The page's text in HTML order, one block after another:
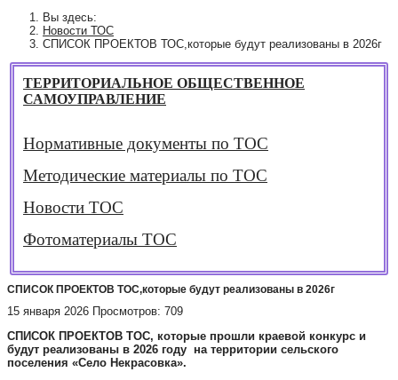
Вы здесь:
Новости ТОС
СПИСОК ПРОЕКТОВ ТОС,которые будут реализованы в 2026г
ТЕРРИТОРИАЛЬНОЕ ОБЩЕСТВЕННОЕ
САМОУПРАВЛЕНИЕ
Нормативные документы по ТОС
Методические материалы по ТОС
Новости ТОС
Фотоматериалы ТОС
СПИСОК ПРОЕКТОВ ТОС,которые будут реализованы в 2026г
15 января 2026 Просмотров: 709
СПИСОК ПРОЕКТОВ ТОС, которые прошли краевой конкурс и
будут реализованы в 2026 году на территории сельского
поселения «Село Некрасовка».